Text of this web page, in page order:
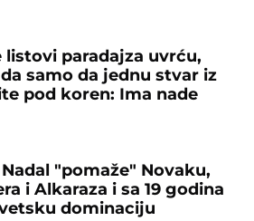
listovi paradajza uvrću,
samo da jednu stvar iz
pod koren: Ima nade
"pomaže" Novaku,
i Alkaraza i sa 19 godina
dominaciju